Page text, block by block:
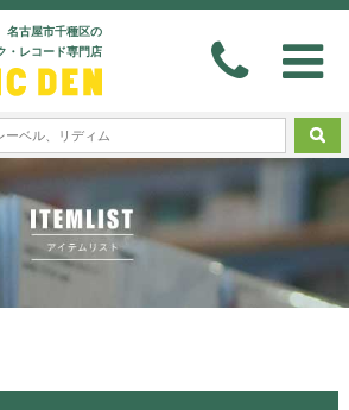
名古屋市千種区の
・レコード専門店